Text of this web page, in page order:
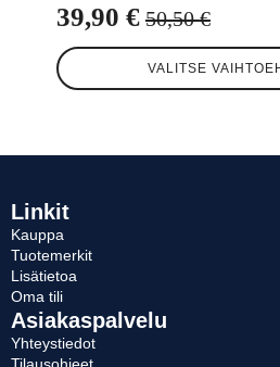
50,50€
Alkuperäinen
hinta
oli:
39,90 €
Nykyinen
hinta
on:
VALITSE
Tällä
tuotteella
Voit
valinnat
tuotteen
sivulla.
Linkit
Kauppa
Tuotemerkit
Lisätietoa
Oma tili
Asiakaspalvelu
Yhteystiedot